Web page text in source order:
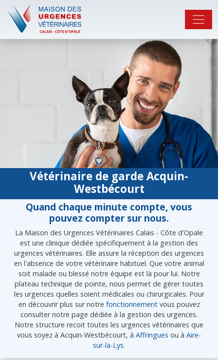
Vétérinaire de garde Acquin-
Westbécourt
Quand chaque minute compte, vous
pouvez compter sur nous.
La Maison des Urgences Vétérinaires Calais - Côte d'Opale
est une clinique dédiée spécifiquement à la gestion des
urgences vétérinaires. Elle assure la réception des urgences
en l'absence de votre vétérinaire habituel. Que votre animal
soit malade ou blessé notre équipe est là pour lui. Notre
plateau technique de pointe, nous permet de gérer toutes
les urgences quelles soient médicales ou chirurgicales. Pour
en découvrir plus sur notre fonctionnementvous pouvez
consulter notre page dédiée à la gestion des urgences.
Notre structure recoit toutes les urgences vétérinaires que
vous soyez à Acquin-Westbécourt, à Affringues ou à Aire-
sur-la-Lys.